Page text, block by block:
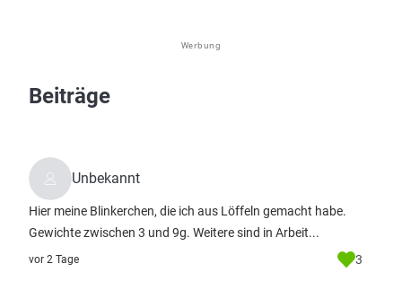
Werbung
Beiträge
Unbekannt
Hier meine Blinkerchen, die ich aus Löffeln gemacht habe.
Gewichte zwischen 3 und 9g. Weitere sind in Arbeit...
vor 2 Tage 3